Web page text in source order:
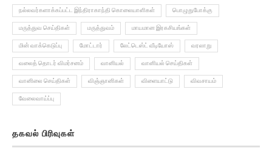
நல்லவர்களாக்கப்பட்ட இந்திராகாந்தி கொலையாளிகள் பொழுதுபோக்கு
மருத்துவ செய்திகள் மருத்துவம் மாயமான இரகசியங்கள்
மின் வாக்கெடுப்பு மோட்டார் லேட்டெஸ்ட் வீடியோஸ் வரலாறு
வலைத் தொடர் விமர்சனம் வானியல் வானியல் செய்திகள்
வானிலை செய்திகள் விஞ்ஞானிகள் விளையாட்டு விவசாயம்
வேலைவாய்ப்பு
தகவல் பிரிவுகள்